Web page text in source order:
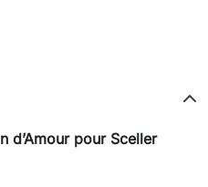
d’Amour pour Sceller